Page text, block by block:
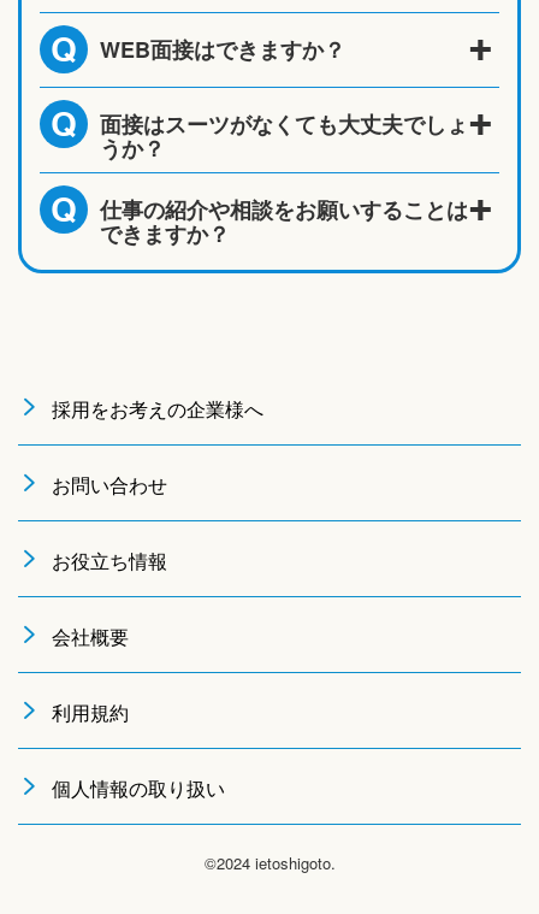
Q WEB面接はできますか？
Q 面接はスーツがなくても大丈夫でしょ
うか？
Q 仕事の紹介や相談をお願いすることは
できますか？
採用をお考えの企業様へ
お問い合わせ
お役立ち情報
会社概要
利用規約
個人情報の取り扱い
©2024 ietoshigoto.